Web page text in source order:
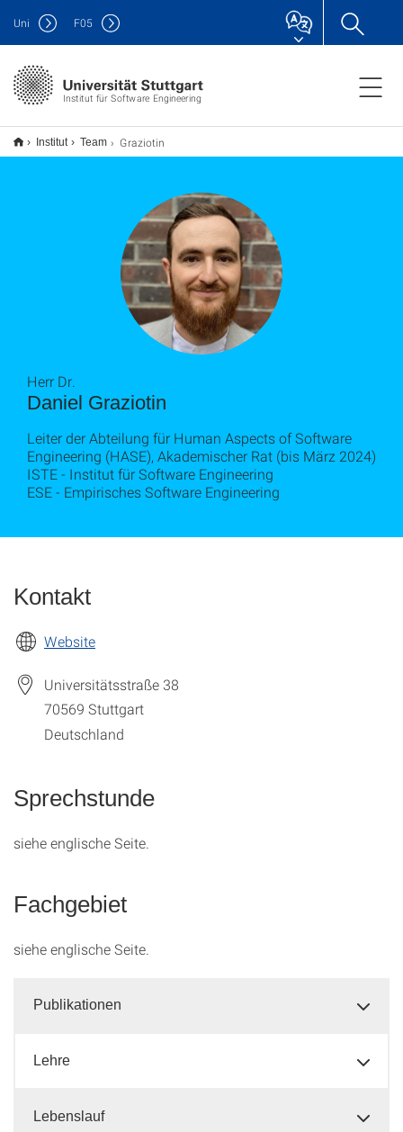
Institut für Software Engineering
Uni F05
Institut Team Graziotin
Daniel Graziotin
Herr Dr.
Leiter der Abteilung für Human Aspects of Software
Engineering (HASE), Akademischer Rat (bis März 2024)
ISTE - Institut für Software Engineering
ESE - Empirisches Software Engineering
Kontakt
Website
Universitätsstraße 38
70569 Stuttgart
Deutschland
Sprechstunde
siehe englische Seite.
Fachgebiet
siehe englische Seite.
Publikationen
Lehre
Lebenslauf